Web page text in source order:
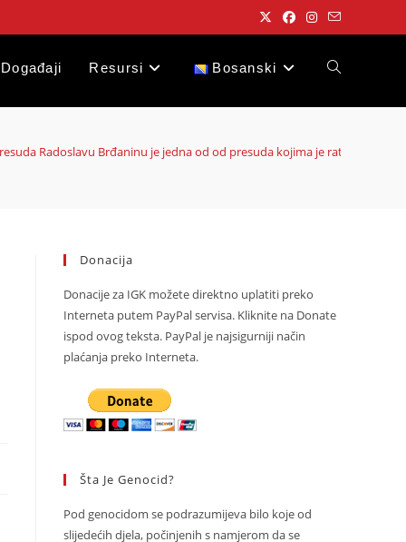
Događaji Resursi Bosanski Toggle
Radoslavu Brđaninu je jedna od od presuda kojima je rat u BiH
Donacija
Donacije za IGK možete direktno uplatiti preko
Interneta putem PayPal servisa. Kliknite na Donate
ispod ovog teksta. PayPal je najsigurniji način
plaćanja preko Interneta.
Šta Je Genocid?
Pod genocidom se podrazumijeva bilo koje od
slijedećih djela, počinjenih s namjerom da se